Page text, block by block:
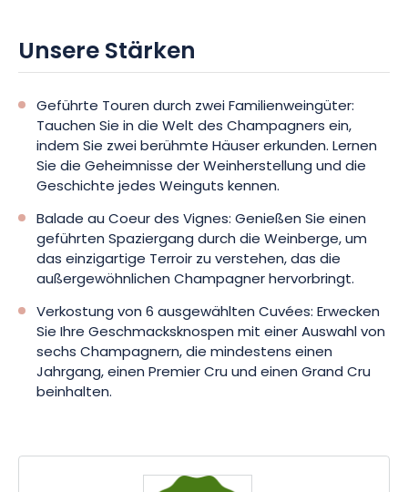
Unsere Stärken
Geführte Touren durch zwei Familienweingüter:
Tauchen Sie in die Welt des Champagners ein,
indem Sie zwei berühmte Häuser erkunden. Lernen
Sie die Geheimnisse der Weinherstellung und die
Geschichte jedes Weinguts kennen.
Balade au Coeur des Vignes: Genießen Sie einen
geführten Spaziergang durch die Weinberge, um
das einzigartige Terroir zu verstehen, das die
außergewöhnlichen Champagner hervorbringt.
Verkostung von 6 ausgewählten Cuvées: Erwecken
Sie Ihre Geschmacksknospen mit einer Auswahl von
sechs Champagnern, die mindestens einen
Jahrgang, einen Premier Cru und einen Grand Cru
beinhalten.